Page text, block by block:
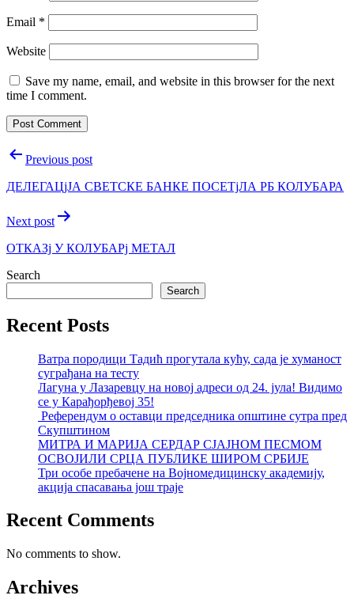
Email *
Website
Save my name, email, and website in this browser for the next
time I comment.
PostPrevious post
ДЕЛЕГАЦjЈА СВЕТСКЕ БАНКЕ ПОСЕТjЛА РБ КОЛУБАРА
Next post
ОТКАЗj У КОЛУБАРj МЕТАЛ
Search
Search
Recent Posts
Ватра породици Тадић прогутала кућу, сада је хуманост
суграђана на тесту
Лагуна у Лазаревцу на новој адреси од 24. јула! Видимо
се у Карађорђевој 35!
Референдум о оставци председника општине сутра пред
Скупштином
МИТРА И МАРИЈА СЕРДАР СЈАЈНОМ ПЕСМОМ
ОСВОЈИЛИ СРЦА ПУБЛИКЕ ШИРОМ СРБИЈЕ
Три особе пребачене на Војномедицинску академију,
акција спасавања још траје
Recent Comments
No comments to show.
Archives